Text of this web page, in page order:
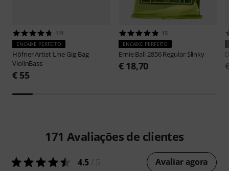
111
ENCAIXE PERFEITO
HöfnerArtist Line Gig Bag
ViolinBass
€ 55
15
ENCAIXE PERFEITO
Ernie Ball 2856 Regular Slinky
€ 18,70
171 Avaliações de clientes
4.5 Avaliar agora